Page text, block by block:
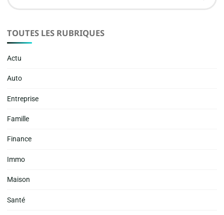
TOUTES LES RUBRIQUES
Actu
Auto
Entreprise
Famille
Finance
Immo
Maison
Santé